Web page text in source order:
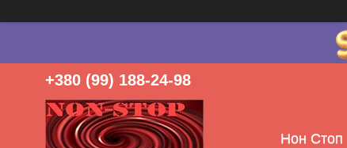
+380 (99) 188-24-98
Нон Стоп